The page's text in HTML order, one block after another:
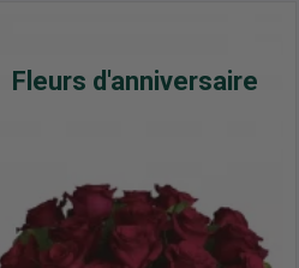
Fleurs d'anniversaire